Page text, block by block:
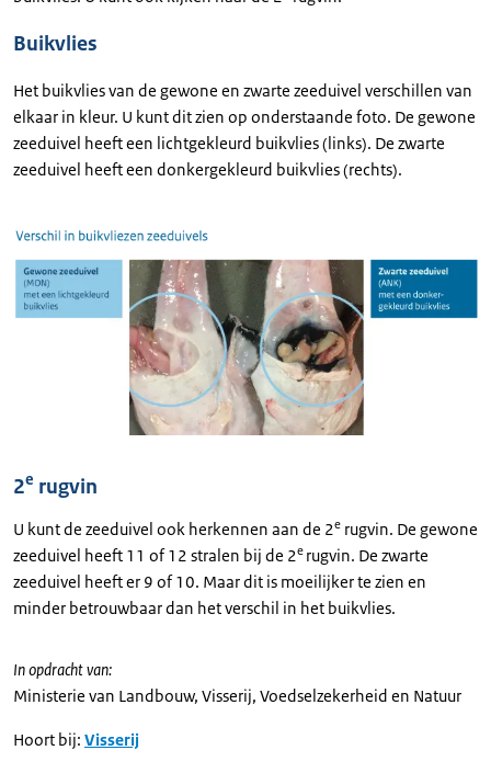
Buikvlies
Het buikvlies van de gewone en zwarte zeeduivel verschillen van
elkaar in kleur. U kunt dit zien op onderstaande foto. De gewone
zeeduivel heeft een lichtgekleurd buikvlies (links). De zwarte
zeeduivel heeft een donkergekleurd buikvlies (rechts).
2e rugvin
U kunt de zeeduivel ook herkennen aan de 2e rugvin. De gewone
zeeduivel heeft 11 of 12 stralen bij de 2e rugvin. De zwarte
zeeduivel heeft er 9 of 10. Maar dit is moeilijker te zien en
minder betrouwbaar dan het verschil in het buikvlies.
In opdracht van:
Ministerie van Landbouw, Visserij, Voedselzekerheid en Natuur
Hoort bij: Visserij